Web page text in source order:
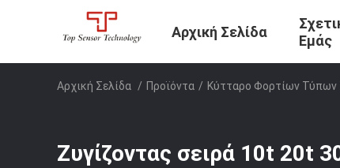
Αρχική Σελίδα
Εμάς
Αρχική Σελίδα / Προϊόντα / Κύτταρο Φορτίων
Ζυγίζοντας σειρά 10t 20t